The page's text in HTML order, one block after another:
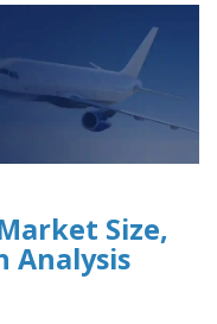
Size,
Analysis